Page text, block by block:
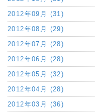
2012年09月 (31)
2012年08月 (29)
2012年07月 (28)
2012年06月 (28)
2012年05月 (32)
2012年04月 (28)
2012年03月 (36)